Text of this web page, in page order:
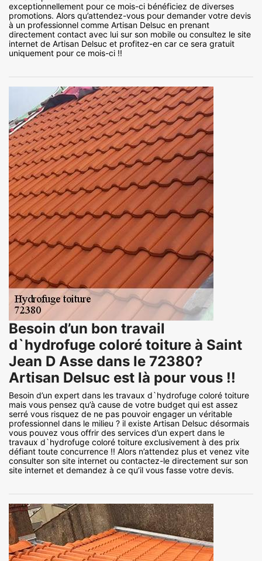
exceptionnellement pour ce mois-ci bénéficiez de diverses
promotions. Alors qu’attendez-vous pour demander votre devis
à un professionnel comme Artisan Delsuc en prenant
directement contact avec lui sur son mobile ou consultez le site
internet de Artisan Delsuc et profitez-en car ce sera gratuit
uniquement pour ce mois-ci !!
Besoin d’un bon travail
d`hydrofuge coloré toiture à Saint
Jean D Asse dans le 72380?
Artisan Delsuc est là pour vous !!
Besoin d’un expert dans les travaux d`hydrofuge coloré toiture
mais vous pensez qu’à cause de votre budget qui est assez
serré vous risquez de ne pas pouvoir engager un véritable
professionnel dans le milieu ? il existe Artisan Delsuc désormais
vous pouvez vous offrir des services d’un expert dans le
travaux d`hydrofuge coloré toiture exclusivement à des prix
défiant toute concurrence !! Alors n’attendez plus et venez vite
consulter son site internet ou contactez-le directement sur son
site internet et demandez à ce qu’il vous fasse votre devis.